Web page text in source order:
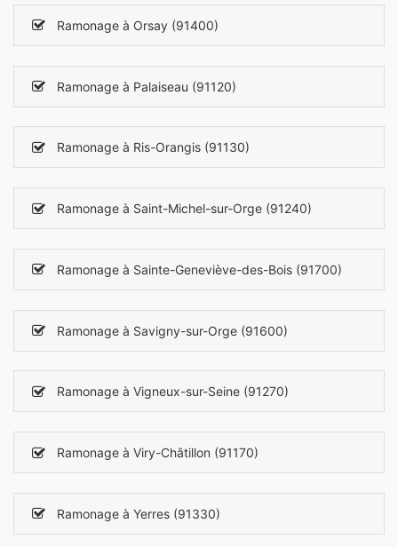
Ramonage à Orsay (91400)
Ramonage à Palaiseau (91120)
Ramonage à Ris-Orangis (91130)
Ramonage à Saint-Michel-sur-Orge (91240)
Ramonage à Sainte-Geneviève-des-Bois (91700)
Ramonage à Savigny-sur-Orge (91600)
Ramonage à Vigneux-sur-Seine (91270)
Ramonage à Viry-Châtillon (91170)
Ramonage à Yerres (91330)